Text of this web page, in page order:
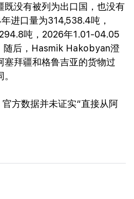
既没有被列为出口国，也没有
进口量为314,538.4吨，
吨，2026年1.01-04.05
随后，Hasmik Hakobyan澄
塞拜疆和格鲁吉亚的货物过
方数据并未证实“直接从阿